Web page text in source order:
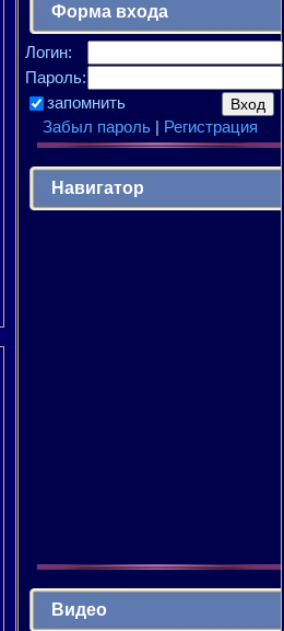
Форма входа
Логин:
Пароль:
запомнить
Забыл пароль| Регистрация
Навигатор
Видео